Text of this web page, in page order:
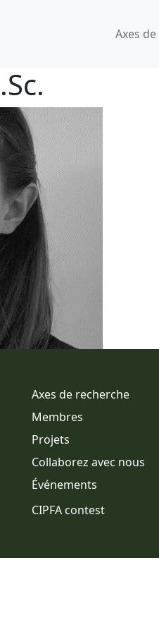
Axes
Axes de recherche
Membres
Projets
Collaborez avec nous
Événements
CIPFA contest